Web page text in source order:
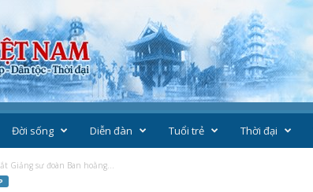
Đời sống Diễn đàn Tuổi trẻ Thời đại
Giảng sư đoàn Ban hoằng...